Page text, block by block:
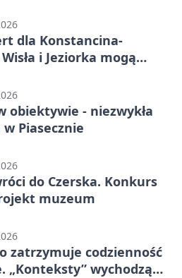
dla Konstancina-
i Jeziorka mogą
obiektywie - niezwykła
Piasecznie
do Czerska. Konkurs
muzeum
zatrzymuje codzienność
„Konteksty” wychodzą